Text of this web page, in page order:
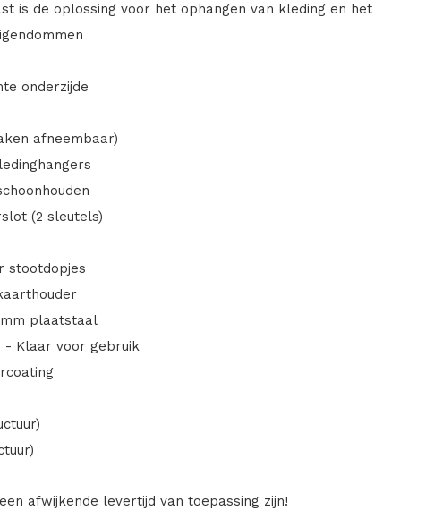
is de oplossing voor het ophangen van kleding en het
onderzijde
afneembaar)
(2 sleutels)
stootdopjes
plaatstaal
- Klaar voor gebruik
afwijkende levertijd van toepassing zijn!